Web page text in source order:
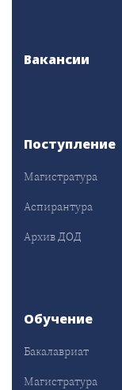
Вакансии
Поступление
Магистратура
Аспирантура
Архив ДОД
Обучение
Бакалавриат
Магистратура